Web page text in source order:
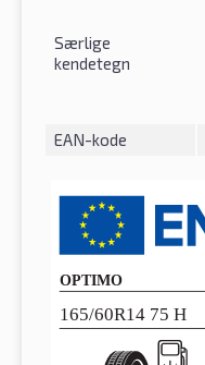
Særlige
kendetegn
EAN-kode